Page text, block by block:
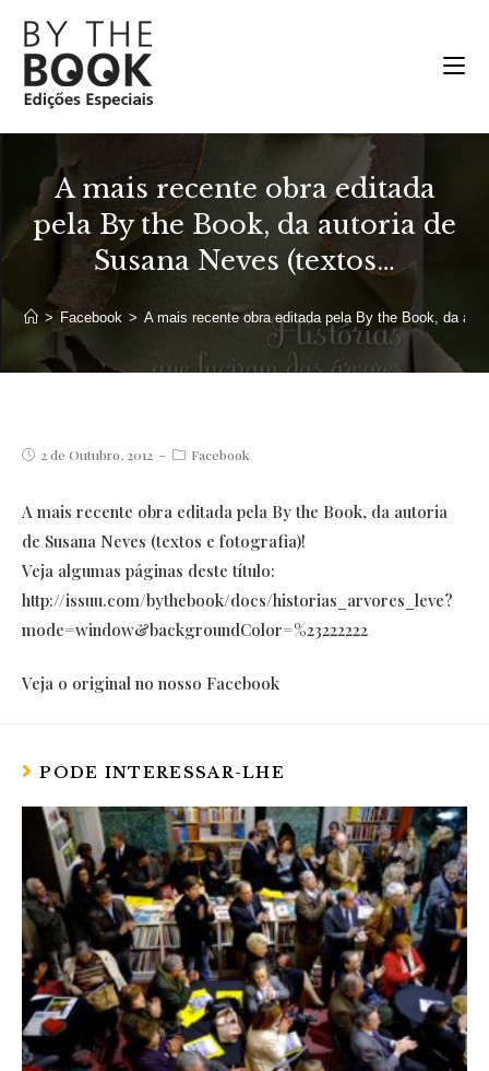
para
conteúdo
A mais recente obra editada
pela By the Book, da autoria de
Susana Neves (textos…
> Facebook > A mais recente obra editada pela By the Book, da
Post2 de Outubro, 2012
PostFacebook
A mais recente obra editada pela By the Book, da autoria
de Susana Neves (textos e fotografia)!
Veja algumas páginas deste título:
http://issuu.com/bythebook/docs/historias_arvores_leve?
mode=window&backgroundColor=%23222222
Veja o original no nosso Facebook
PODE INTERESSAR-LHE